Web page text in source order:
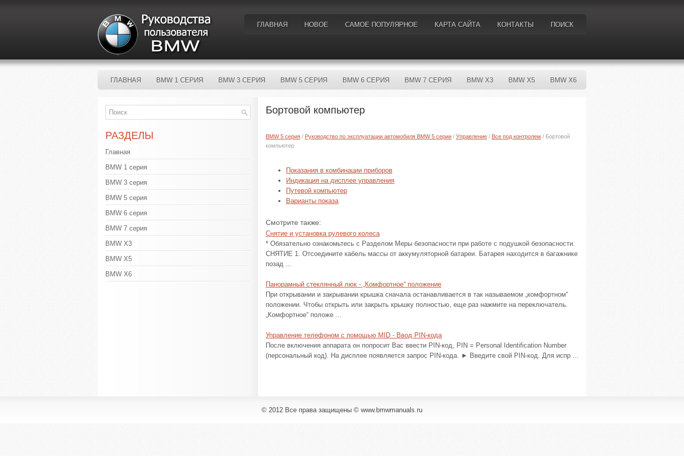
ГЛАВНАЯ НОВОЕ САМОЕ ПОПУЛЯРНОЕ КАРТА САЙТА КОНТАКТЫ ПОИСК
ГЛАВНАЯ BMW 1 СЕРИЯ BMW 3 СЕРИЯ BMW 5 СЕРИЯ BMW 6 СЕРИЯ BMW 7 СЕРИЯ BMW X3 BMW X5 BMW X6
Бортовой компьютер
BMW 5 серия / Руководство по эксплуатации автомобиля BMW 5 серии / Управление / Все под контролем / Бортовой
компьютер
Показания в комбинации приборов
Индикация на дисплее управления
Путевой компьютер
Варианты показа
Смотрите также:
Снятие и установка рулевого колеса
* Обязательно ознакомьтесь с Разделом Меры безопасности при работе с подушкой безопасности.
СНЯТИЕ 1. Отсоедините кабель массы от аккумуляторной батареи. Батарея находится в багажнике
позад ...
Панорамный стеклянный люк - „Комфортное“ положение
При открывании и закрывании крышка сначала останавливается в так называемом „комфортном“
положении. Чтобы открыть или закрыть крышку полностью, еще раз нажмите на переключатель.
„Комфортное“ положе ...
Управление телефоном с помощью MID - Ввод PIN-кода
После включения аппарата он попросит Вас ввести PIN-код, PIN = Personal Identification Number
(персональный код). На дисплее появляется запрос PIN-кода. ► Введите свой PIN-код. Для испр ...
РАЗДЕЛЫ
Главная
BMW 1 серия
BMW 3 серия
BMW 5 серия
BMW 6 серия
BMW 7 серия
BMW X3
BMW X5
BMW X6
© 2012 Все права защищены © www.bmwmanuals.ru